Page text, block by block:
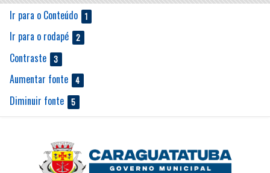
Ir para o Conteúdo
Ir para o rodapé
Contraste
Aumentar fonte
Diminuir fonte